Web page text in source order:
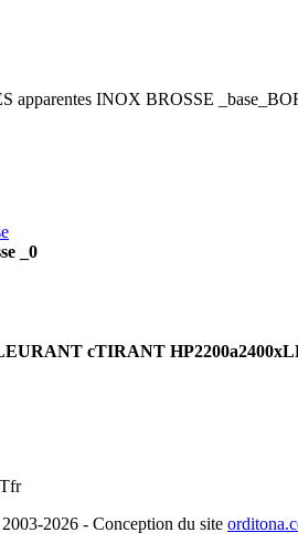
INOX BROSSE
_0
cTIRANT
2026 - Conception du site